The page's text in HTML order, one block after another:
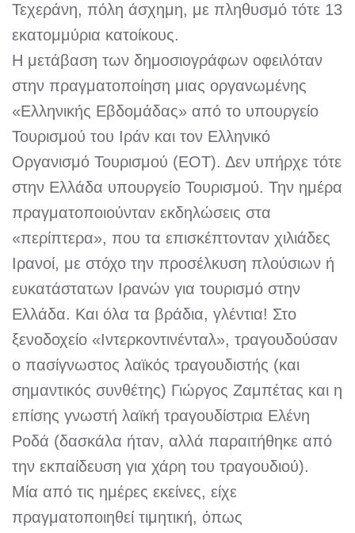
Τεχεράνη, πόλη άσχημη, με πληθυσμό τότε 13
εκατομμύρια κατοίκους.
Η μετάβαση των δημοσιογράφων οφειλόταν
στην πραγματοποίηση μιας οργανωμένης
«Ελληνικής Εβδομάδας» από το υπουργείο
Τουρισμού του Ιράν και τον Ελληνικό
Οργανισμό Τουρισμού (ΕΟΤ). Δεν υπήρχε τότε
στην Ελλάδα υπουργείο Τουρισμού. Την ημέρα
πραγματοποιούνταν εκδηλώσεις στα
«περίπτερα», που τα επισκέπτονταν χιλιάδες
Ιρανοί, με στόχο την προσέλκυση πλούσιων ή
ευκατάστατων Ιρανών για τουρισμό στην
Ελλάδα. Και όλα τα βράδια, γλέντια! Στο
ξενοδοχείο «Ιντερκοντινένταλ», τραγουδούσαν
ο πασίγνωστος λαϊκός τραγουδιστής (και
σημαντικός συνθέτης) Γιώργος Ζαμπέτας και η
επίσης γνωστή λαϊκή τραγουδίστρια Ελένη
Ροδά (δασκάλα ήταν, αλλά παραιτήθηκε από
την εκπαίδευση για χάρη του τραγουδιού).
Μία από τις ημέρες εκείνες, είχε
πραγματοποιηθεί τιμητική, όπως